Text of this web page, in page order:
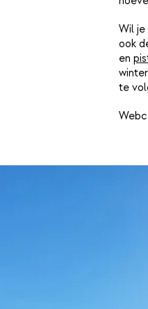
Wil
ook
en
te